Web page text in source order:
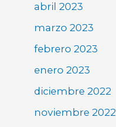
abril 2023
marzo 2023
febrero 2023
enero 2023
diciembre 2022
noviembre 2022